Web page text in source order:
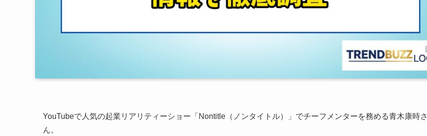
YouTubeで人気の起業リアリティーショー「Nontitle（ノンタイトル）」でチーフメンターを務める青木康時さ
ん。